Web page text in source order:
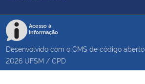
Acesso à
Informação
Desenvolvido com o CMS de código aberto
2026 UFSM / CPD